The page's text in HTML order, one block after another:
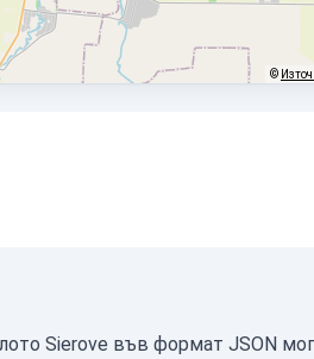
©
Sierove във формат JSON